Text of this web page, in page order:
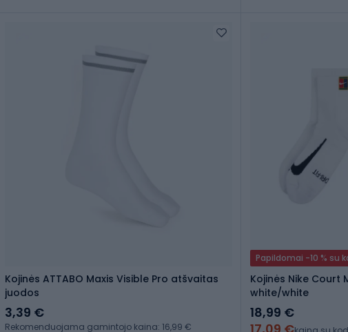
Kojinės ATTABO Maxis Visible Pro atšvaitas
juodos
3,39 €
Rekomenduojama gamintojo kaina: 16,99 €
Papildomai -10 % su
Kojinės Nike Court
white/white
18,99 €